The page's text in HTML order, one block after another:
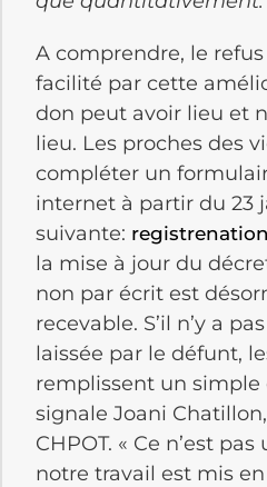
A comprendre, le
facilité par cette
don peut avoir lieu et
lieu. Les proches des
compléter un
internet à partir du 23
suivante:
la mise à jour du
non par écrit est
recevable. S’il n’y a
laissée par le défunt,
remplissent un simple
signale Joani
CHPOT. « Ce n’est
notre travail est mis